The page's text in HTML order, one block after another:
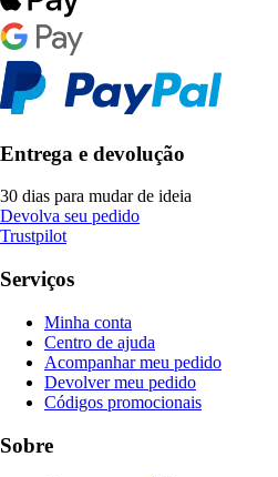
Entrega e devolução
30 dias para mudar de ideia
Devolva seu pedido
Trustpilot
Serviços
Minha conta
Centro de ajuda
Acompanhar meu pedido
Devolver meu pedido
Códigos promocionais
Sobre